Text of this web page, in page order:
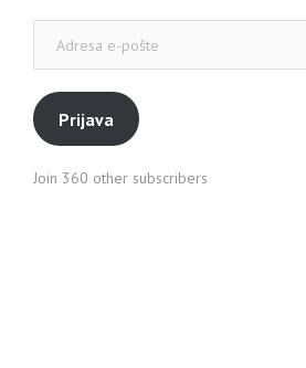
pošte
Prijava
Join 360 other subscribers